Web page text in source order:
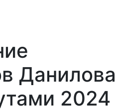
Данилова
2024